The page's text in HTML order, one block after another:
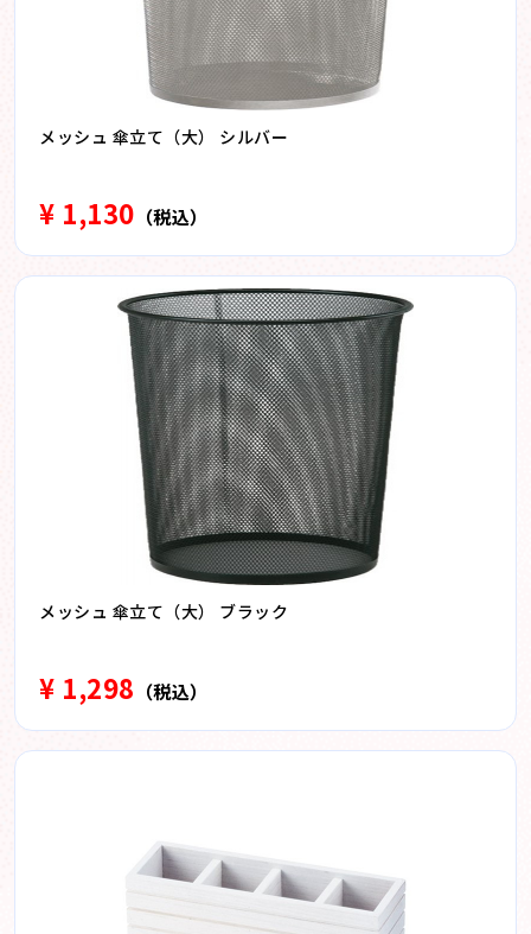
メッシュ 傘立て（大） シルバー
¥ 1,130 （税込）
メッシュ 傘立て（大） ブラック
¥ 1,298 （税込）